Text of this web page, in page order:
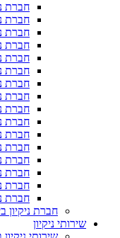
חברת
חברת
חברת
חברת
חברת
חברת
חברת
חברת
חברת
חברת
חברת
חברת
חברת
חברת
חברת
חברת
חברת ניקיון
שירותי ניקיון